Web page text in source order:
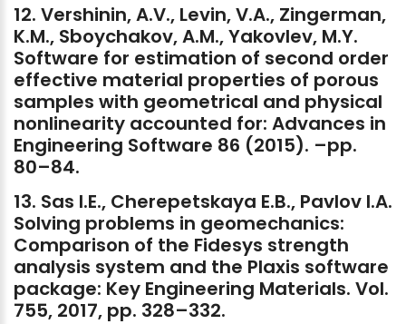
12. Vershinin,A.V., Levin,V.A., Zingerman,
K.M., Sboychakov,A.M.,Yakovlev, M.Y.
Software for estimation of second order
effective material properties of porous
samples with geometrical and physical
nonlinearity accounted for: Advances in
Engineering Software 86 (2015). –pp.
80–84.
13. Sas I.E., Cherepetskaya E.B., Pavlov I.A.
Solving problems in geomechanics:
Comparison of the Fidesys strength
analysis system and the Plaxis software
package: Key Engineering Materials. Vol.
755, 2017, pp. 328–332.